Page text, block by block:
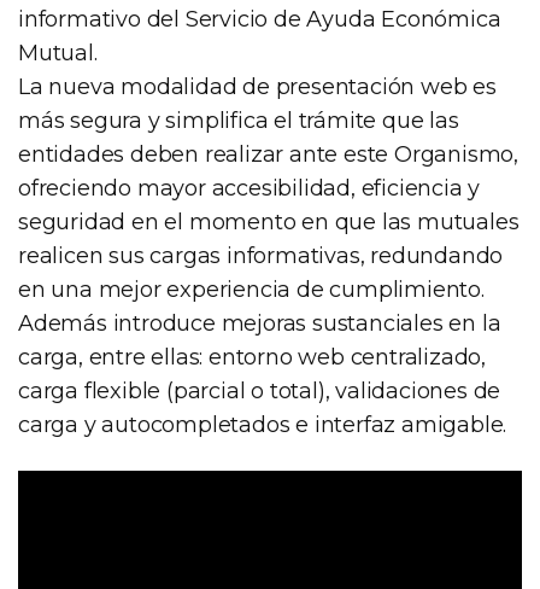
informativo del Servicio de Ayuda Económica
Mutual.
La nueva modalidad de presentación web es
más segura y simplifica el trámite que las
entidades deben realizar ante este Organismo,
ofreciendo mayor accesibilidad, eficiencia y
seguridad en el momento en que las mutuales
realicen sus cargas informativas, redundando
en una mejor experiencia de cumplimiento.
Además introduce mejoras sustanciales en la
carga, entre ellas: entorno web centralizado,
carga flexible (parcial o total), validaciones de
carga y autocompletados e interfaz amigable.